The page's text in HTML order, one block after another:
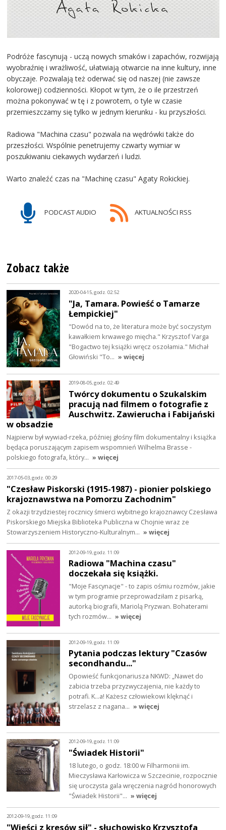
Podróże fascynują - uczą nowych smaków i zapachów, rozwijają
wyobraźnię i wrażliwość, ułatwiają otwarcie na inne kultury, inne
obyczaje. Pozwalają też oderwać się od naszej (nie zawsze
kolorowej) codzienności. Kłopot w tym, że o ile przestrzeń
można pokonywać w tę i z powrotem, o tyle w czasie
przemieszczamy się tylko w jednym kierunku - ku przyszłości.
Radiowa "Machina czasu" pozwala na wędrówki także do
przeszłości. Wspólnie penetrujemy czwarty wymiar w
poszukiwaniu ciekawych wydarzeń i ludzi.
Warto znaleźć czas na "Machinę czasu" Agaty Rokickiej.
PODCAST AUDIO AKTUALNOŚCI RSS
Zobacz także
2020-04-15, godz. 02:52
"Ja, Tamara. Powieść o Tamarze
Łempickiej"
"Dowód na to, że literatura może być soczystym
kawałkiem krwawego mięcha." Krzysztof Varga
"Bogactwo tej książki wręcz oszołamia." Michał
Głowiński "To… » więcej
2019-08-05, godz. 02:49
Twórcy dokumentu o Szukalskim
pracują nad filmem o fotografie z
Auschwitz. Zawierucha i Fabijański
w obsadzie
Najpierw był wywiad-rzeka, później głośny film dokumentalny i książka
będąca poruszającym zapisem wspomnień Wilhelma Brasse -
polskiego fotografa, który… » więcej
2017-05-03, godz. 00:29
"Czesław Piskorski (1915-1987) - pionier polskiego
krajoznawstwa na Pomorzu Zachodnim"
Z okazji trzydziestej rocznicy śmierci wybitnego krajoznawcy Czesława
Piskorskiego Miejska Biblioteka Publiczna w Chojnie wraz ze
Stowarzyszeniem Historyczno-Kulturalnym… » więcej
2012-09-19, godz. 11:09
Radiowa "Machina czasu"
doczekała się książki.
"Moje Fascynacje" - to zapis ośmiu rozmów, jakie
w tym programie przeprowadziłam z pisarką,
autorką biografii, Mariolą Pryzwan. Bohaterami
tych rozmów… » więcej
2012-09-19, godz. 11:09
Pytania podczas lektury "Czasów
secondhandu..."
Opowieść funkcjonariusza NKWD: „Nawet do
zabicia trzeba przyzwyczajenia, nie każdy to
potrafi. K...a! Każesz człowiekowi klęknąć i
strzelasz z nagana… » więcej
2012-09-19, godz. 11:09
"Świadek Historii"
18 lutego, o godz. 18:00 w Filharmonii im.
Mieczysława Karłowicza w Szczecinie, rozpocznie
się uroczysta gala wręczenia nagród honorowych
"Świadek Historii"… » więcej
2012-09-19, godz. 11:09
"Wieści z kresów sił" - słuchowisko Krzysztofa